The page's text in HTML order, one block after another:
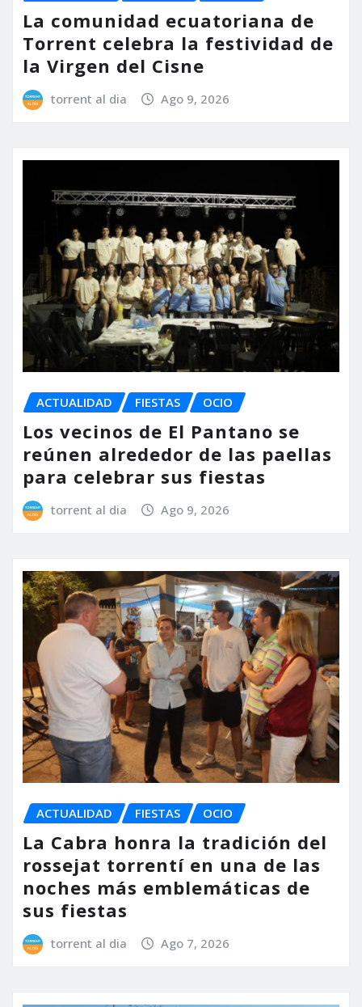
La comunidad ecuatoriana de
Torrent celebra la festividad de
la Virgen del Cisne
torrent al dia Ago 9, 2026
ACTUALIDAD FIESTAS OCIO
Los vecinos de El Pantano se
reúnen alrededor de las paellas
para celebrar sus fiestas
torrent al dia Ago 9, 2026
ACTUALIDAD FIESTAS OCIO
La Cabra honra la tradición del
rossejat torrentí en una de las
noches más emblemáticas de
sus fiestas
torrent al dia Ago 7, 2026